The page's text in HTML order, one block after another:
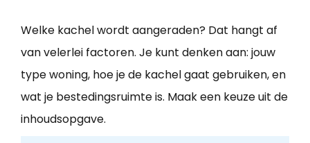
Welke kachel wordt aangeraden? Dat hangt af
van velerlei factoren. Je kunt denken aan: jouw
type woning, hoe je de kachel gaat gebruiken, en
wat je bestedingsruimte is. Maak een keuze uit de
inhoudsopgave.